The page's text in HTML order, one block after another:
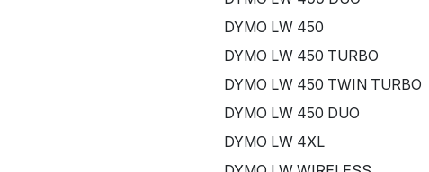
DYMO LW 450
DYMO LW 450 TURBO
DYMO LW 450 TWIN TURBO
DYMO LW 450 DUO
DYMO LW 4XL